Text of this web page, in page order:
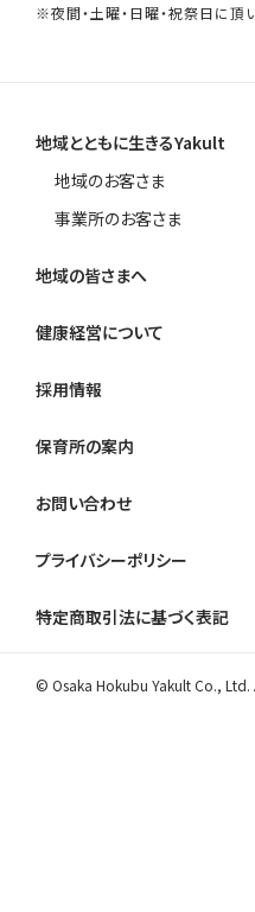
※夜間・土曜・日曜・祝祭日に頂
地域とともに生きるYakult
地域のお客さま
事業所のお客さま
地域の皆さまへ
健康経営について
採用情報
保育所の案内
お問い合わせ
プライバシーポリシー
特定商取引法に基づく表記
© Osaka Hokubu Yakult Co., Ltd.